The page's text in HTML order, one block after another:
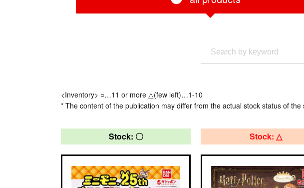
<Inventory> ○…11 or more △(few left)…1-10
* The content of the publication may differ from the actual stock status of the
Stock: 〇 Stock: △